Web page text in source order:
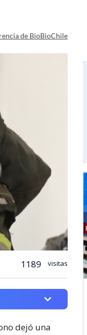
de BioBioChile
1189 visitas
dejó una